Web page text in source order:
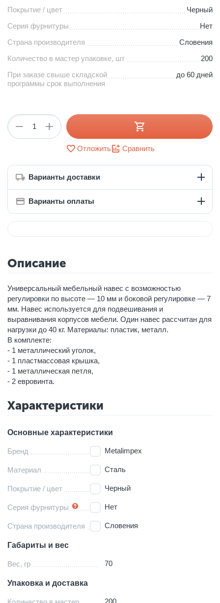
Покрытие / цвет
Черный
Серия фурнитуры
Нет
Страна производителя
Словения
Количество в мастер упаковке, шт
200
При заказе свыше складской
программы срок выполнения
до 60 дней
+
−
Отложить Сравнить
Варианты доставки
Варианты оплаты
Описание
Универсальный мебельный навес с возможностью
регулировки по высоте — 10 мм и боковой регулировке — 7
мм. Навес используется для подвешивания и
выравнивания корпусов мебели. Один навес рассчитан для
нагрузки до 40 кг. Материалы: пластик, металл.
В комплекте:
- 1 металлический уголок,
- 1 пластмассовая крышка,
- 1 металлическая петля,
- 2 евровинта.
Характеристики
Основные характеристики
Бренд Metalimpex
Материал Сталь
Покрытие / цвет Черный
Серия фурнитуры Нет
Страна производителя Словения
Габариты и вес
Вес, гр 70
Упаковка и доставка
200